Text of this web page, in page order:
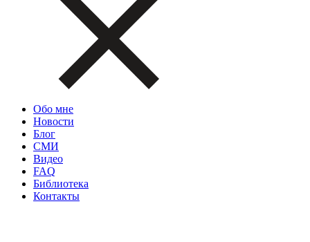
Обо мне
Новости
Блог
СМИ
Видео
FAQ
Библиотека
Контакты